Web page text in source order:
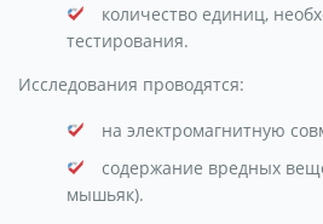
количество единиц,
тестирования.
Исследования проводятся:
на электромагнитную
содержание вредных
мышьяк).